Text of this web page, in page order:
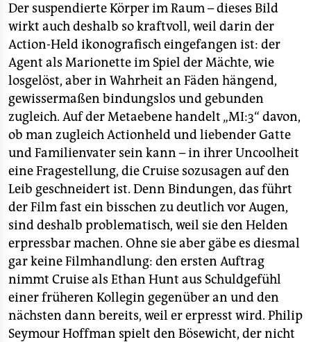
Der suspendierte Körper im Raum – dieses Bild
wirkt auch deshalb so kraftvoll, weil darin der
Action-Held ikonografisch eingefangen ist: der
Agent als Marionette im Spiel der Mächte, wie
losgelöst, aber in Wahrheit an Fäden hängend,
gewissermaßen bindungslos und gebunden
zugleich. Auf der Metaebene handelt „MI:3“ davon,
ob man zugleich Actionheld und liebender Gatte
und Familienvater sein kann – in ihrer Uncoolheit
eine Fragestellung, die Cruise sozusagen auf den
Leib geschneidert ist. Denn Bindungen, das führt
der Film fast ein bisschen zu deutlich vor Augen,
sind deshalb problematisch, weil sie den Helden
erpressbar machen. Ohne sie aber gäbe es diesmal
gar keine Filmhandlung: den ersten Auftrag
nimmt Cruise als Ethan Hunt aus Schuldgefühl
einer früheren Kollegin gegenüber an und den
nächsten dann bereits, weil er erpresst wird. Philip
Seymour Hoffman spielt den Bösewicht, der nicht